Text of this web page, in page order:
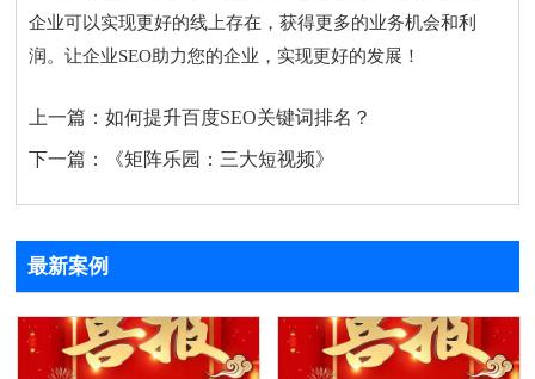
企业可以实现更好的线上存在，获得更多的业务机会和利
润。让企业SEO助力您的企业，实现更好的发展！
上一篇：如何提升百度SEO关键词排名？
下一篇： 《矩阵乐园：三大短视频》
最新案例